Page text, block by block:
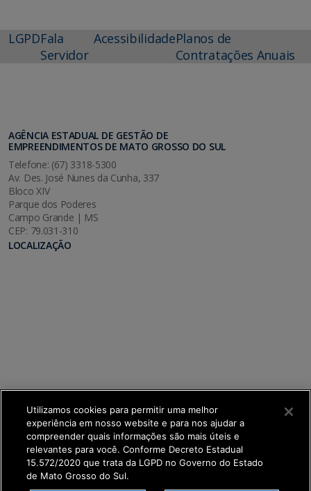
LGPDFala
Servidor
AcessibilidadePlanos de
Contratações Anuais
AGÊNCIA ESTADUAL DE GESTÃO DE
EMPREENDIMENTOS DE MATO GROSSO DO SUL
Telefone: (67) 3318-5300
Av. Des. José Nunes da Cunha, 337
Bloco XIV
Parque dos Poderes
Campo Grande | MS
CEP: 79.031-310
LOCALIZAÇÃO
Utilizamos cookies para permitir uma melhor
experiência em nosso website e para nos ajudar a
compreender quais informações são mais úteis e
relevantes para você. Conforme Decreto Estadual
15.572/2020 que trata da LGPD no Governo do Estado
de Mato Grosso do Sul.